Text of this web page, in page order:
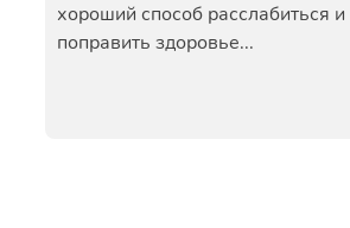
хороший способ расслабиться и
поправить здоровье...